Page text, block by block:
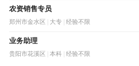
农资销售专员
郑州市金水区 大专 经验不限
业务助理
贵阳市花溪区 本科 经验不限